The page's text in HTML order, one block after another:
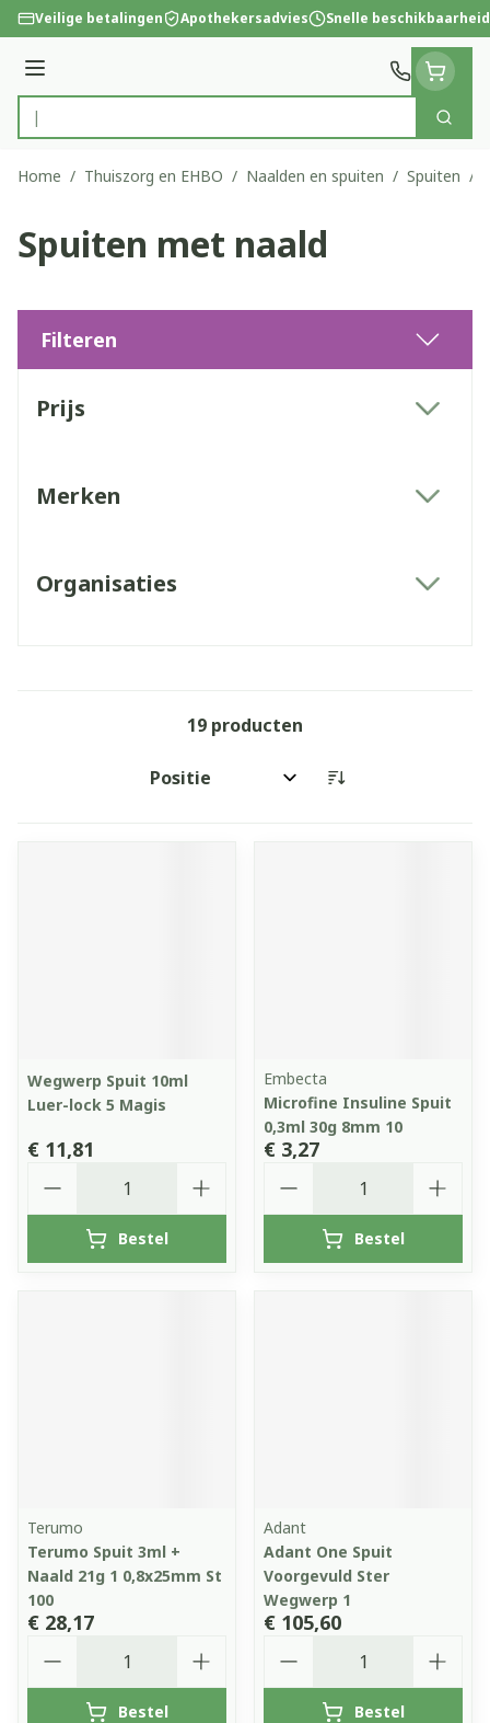
Ga naar de inhoud
Veilige betalingen Apothekersadvies Snelle beschikbaarheid
Menu
Product, merk, categorie...
Zoek
Home / Thuiszorg en EHBO / Naalden en spuiten / Spuiten /
Spuiten met naald
Filteren
Prijs
Merken
Organisaties
19 producten
Sorteer op:
Wegwerp Spuit 10ml
Luer-lock 5 Magis
€ 11,81
Bestel
Embecta
Microfine Insuline Spuit
0,3ml 30g 8mm 10
€ 3,27
Bestel
Terumo
Terumo Spuit 3ml +
Naald 21g 1 0,8x25mm St
100
€ 28,17
Bestel
Adant
Adant One Spuit
Voorgevuld Ster
Wegwerp 1
€ 105,60
Bestel